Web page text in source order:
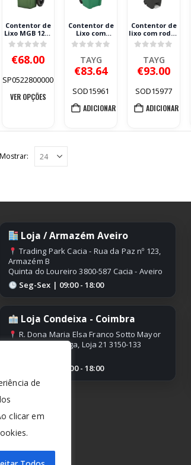
de
clicar em
Contentor de
Lixo MGB 120L
2 Rodas PRO
€68.00
SP05228000000
VER OPÇÕES
product
multiple
variants.
The
the
product
Contentor de
Lixo com
Rodas TAYG
120L Verde
TAYG
€83.64
SOD15961
ADICIONAR
Contentor de
lixo com rodas
e pedal 120L
TAYG
TAYG
€93.00
SOD15977
ADICIONAR
Mostrar:
Loja / Armazém Aveiro
Trading Park Cacia - Rua da Paz nº 123,
Armazém B
Quinta do Loureiro 3800-587 Cacia - Aveiro
Seg-Sex | 09:00 - 18:00
Loja Condeixa - Coimbra
R. Dona Maria Elsa Franco Sotto Mayor
Edifício Conímbriga, Loja 21 3150-133
Seg-Sex | 09:00 - 18:00